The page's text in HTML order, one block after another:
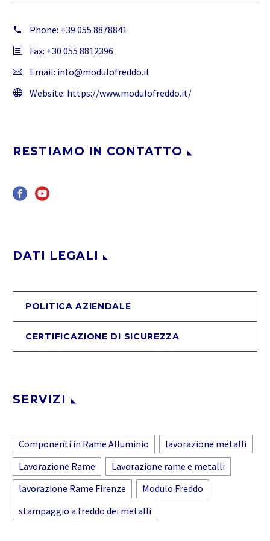
Phone: +39 055 8878841
Fax: +30 055 8812396
Email: info@modulofreddo.it
Website: https://www.modulofreddo.it/
RESTIAMO IN CONTATTO
DATI LEGALI
POLITICA AZIENDALE
CERTIFICAZIONE DI SICUREZZA
SERVIZI
Componenti in Rame Alluminio
lavorazione metalli
Lavorazione Rame
Lavorazione rame e metalli
lavorazione Rame Firenze
Modulo Freddo
stampaggio a freddo dei metalli